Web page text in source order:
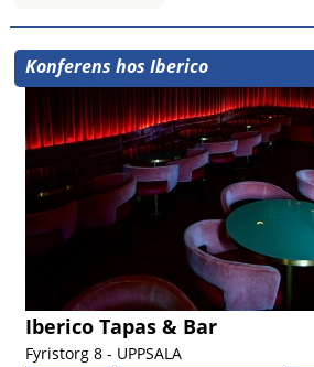
Konferens hos Iberico
Iberico Tapas & Bar
Fyristorg 8 - UPPSALA